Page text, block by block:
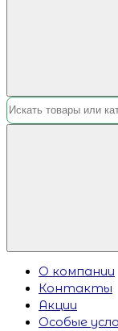
О компании
Контакты
Акции
Особые